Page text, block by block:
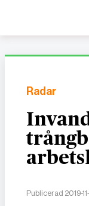
Radar
Publicerad 2019-